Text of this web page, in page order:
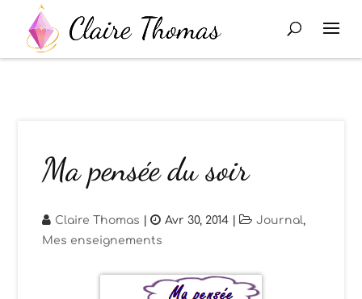
Ma pensée du soir
Claire Thomas | Avr 30, 2014 | Journal,
Mes enseignements